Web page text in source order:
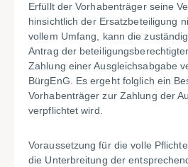
Erfüllt der Vorhabenträger seine
hinsichtlich der Ersatzbeteiligung
vollem Umfang, kann die
Antrag der
Zahlung einer Ausgleichsabgabe
BürgEnG. Es ergeht folglich ein
Vorhabenträger zur Zahlung der
verpflichtet wird.
Voraussetzung für die volle
die Unterbreitung der